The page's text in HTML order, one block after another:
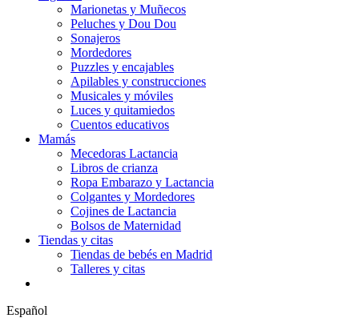
Marionetas y Muñecos
Peluches y Dou Dou
Sonajeros
Mordedores
Puzzles y encajables
Apilables y construcciones
Musicales y móviles
Luces y quitamiedos
Cuentos educativos
Mamás
Mecedoras Lactancia
Libros de crianza
Ropa Embarazo y Lactancia
Colgantes y Mordedores
Cojines de Lactancia
Bolsos de Maternidad
Tiendas y citas
Tiendas de bebés en Madrid
Talleres y citas
Español